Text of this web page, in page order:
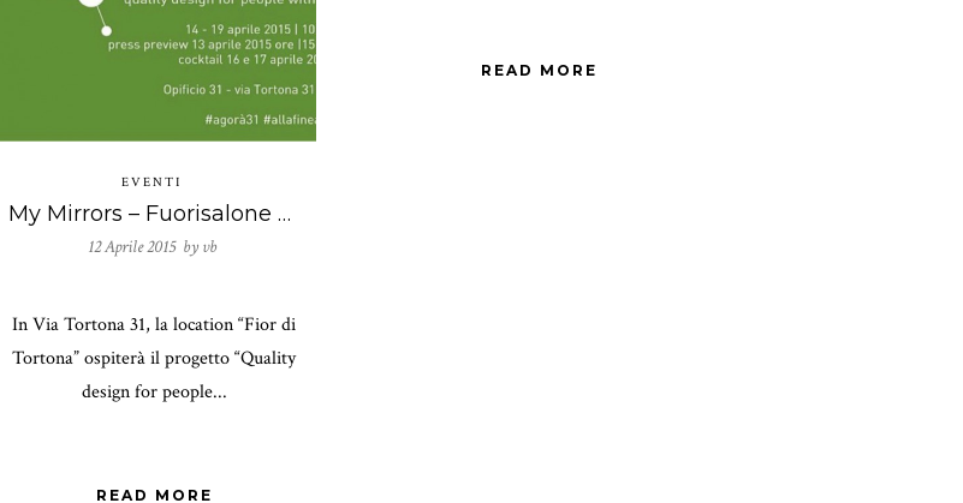
READ MORE
EVENTI
My Mirrors – Fuorisalone 2015
12 Aprile 2015 by vb
In Via Tortona 31, la location “Fior di
Tortona” ospiterà il progetto “Quality
design for people...
READ MORE